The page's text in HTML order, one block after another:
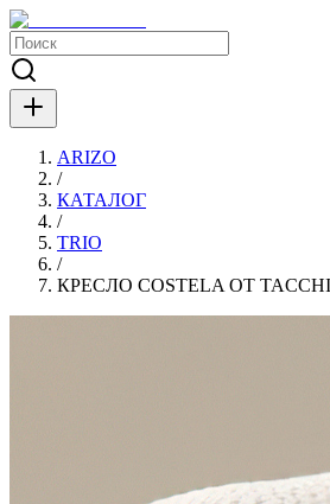
ARIZO
/
КАТАЛОГ
/
TRIO
/
КРЕСЛО COSTELA ОТ